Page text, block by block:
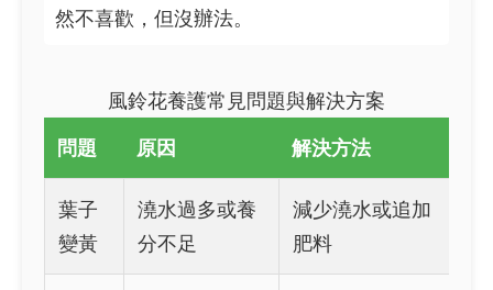
然不喜歡，但沒辦法。
風鈴花養護常見問題與解決方案
問題 原因 解決方法
葉子
變黃
澆水過多或養
分不足
減少澆水或追加
肥料